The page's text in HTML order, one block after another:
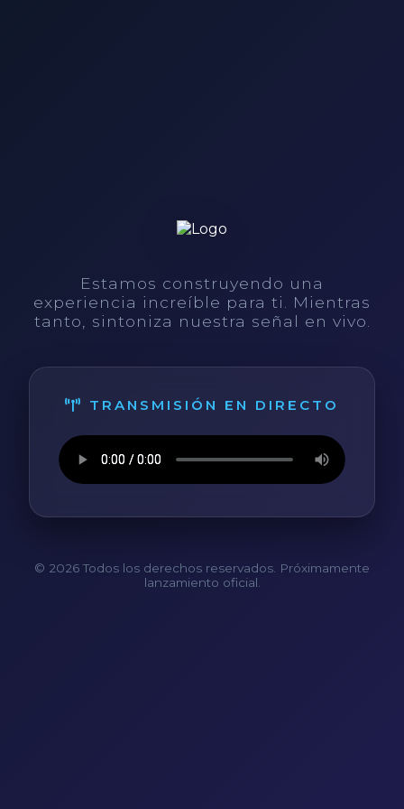
Estamos construyendo una
experiencia increíble para ti. Mientras
tanto, sintoniza nuestra señal en vivo.
TRANSMISIÓN EN DIRECTO
© 2026 Todos los derechos reservados. Próximamente
lanzamiento oficial.